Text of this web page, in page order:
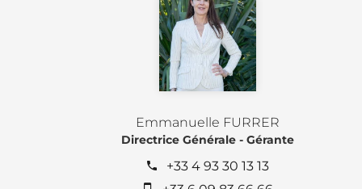
Emmanuelle FURRER
Directrice Générale - Gérante
+33 4 93 30 13 13